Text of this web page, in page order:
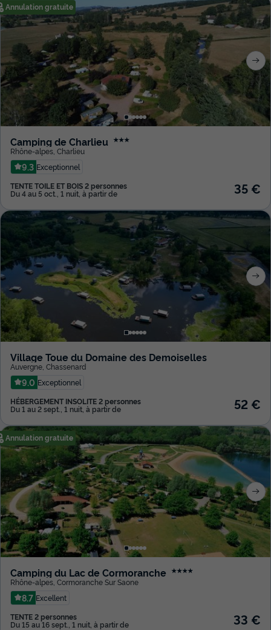
Annulation gratuite
Camping de Charlieu ★★★
Rhône-alpes Charlieu
9.3 Exceptionnel
TENTE TOILE ET BOIS 2 personnes
Du 4 au 5 oct., 1 nuit, à partir de 35 €
Village Toue du Domaine des Demoiselles
Auvergne Chassenard
9.0 Exceptionnel
HÉBERGEMENT INSOLITE 2 personnes
Du 1 au 2 sept., 1 nuit, à partir de 52 €
Annulation gratuite
Camping du Lac de Cormoranche ★★★★
Rhône-alpes Cormoranche Sur Saone
8.7 Excellent
TENTE 2 personnes
Du 15 au 16 sept., 1 nuit, à partir de 33 €